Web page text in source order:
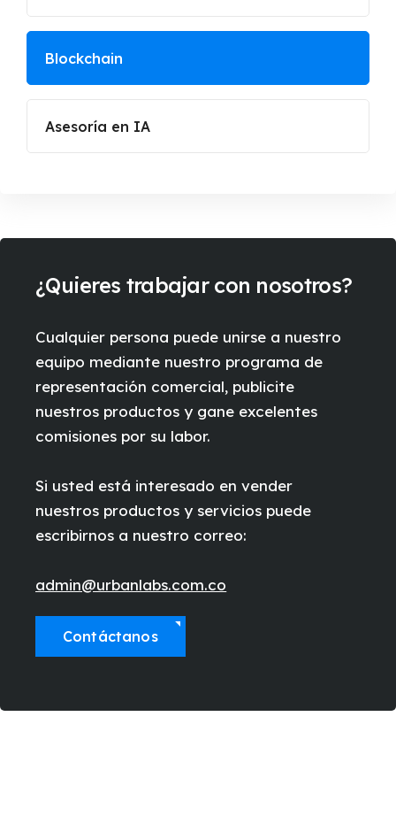
Blockchain
Asesoría en IA
¿Quieres trabajar con nosotros?
Cualquier persona puede unirse a nuestro
equipo mediante nuestro programa de
representación comercial, publicite
nuestros productos y gane excelentes
comisiones por su labor.
Si usted está interesado en vender
nuestros productos y servicios puede
escribirnos a nuestro correo:
admin@urbanlabs.com.co
Contáctanos